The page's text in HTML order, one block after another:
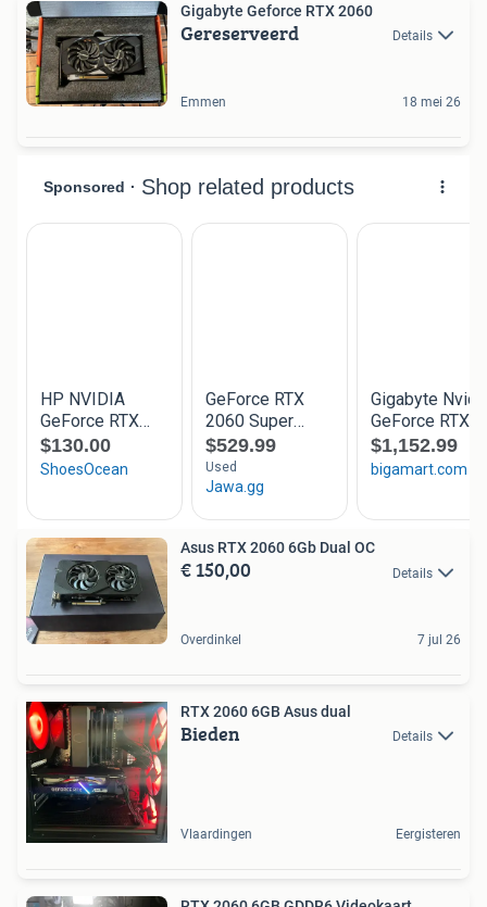
Gigabyte Geforce RTX 2060
Gereserveerd Details
Emmen 18 mei 26
Asus RTX 2060 6Gb Dual OC
€ 150,00 Details
Overdinkel 7 jul 26
RTX 2060 6GB Asus dual
Bieden Details
Vlaardingen Eergisteren